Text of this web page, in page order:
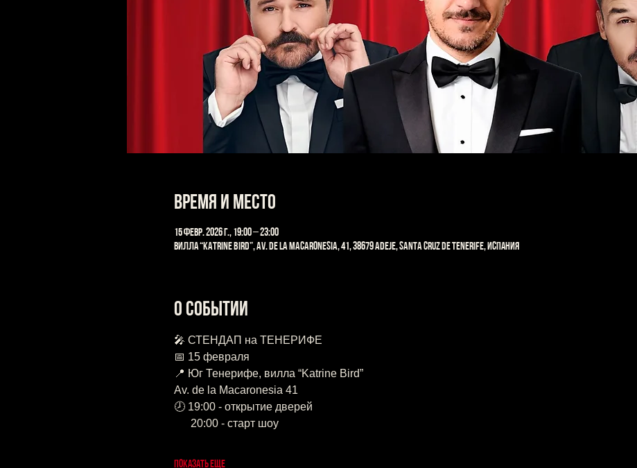
Время и место
15 февр. 2026 г., 19:00 – 23:00
вилла “Katrine Bird”, Av. de la Macaronesia, 41, 38679 Adeje, Santa Cruz de Tenerife, Испания
О событии
🎤 СТЕНДАП на ТЕНЕРИФЕ
📅 15 февраля
📍 Юг Тенерифе, вилла “Katrine Bird”
Av. de la Macaronesia 41
🕗 19:00 - открытие дверей
20:00 - старт шоу
Показать еще